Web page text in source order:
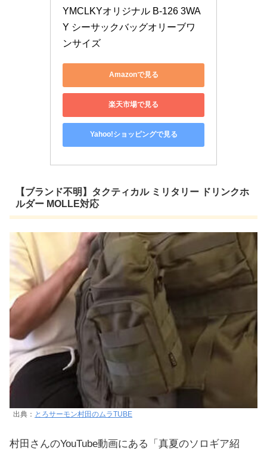
YMCLKYオリジナル B-126 3WA
Y シーサックバッグオリーブワ
ンサイズ
Amazonで見る
楽天市場で見る
Yahoo!ショッピングで見る
【ブランド不明】タクティカル ミリタリー ドリンクホ
ルダー MOLLE対応
出典： とろサーモン村田のムラTUBE
村田さんのYouTube動画にある「真夏のソロギア紹